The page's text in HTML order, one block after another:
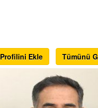
Profilini Ekle Tümünü